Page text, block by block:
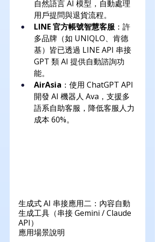
自然語言 AI 模型，自動處理
用戶提問與退貨流程。
LINE 官方帳號智慧客服 ：許
多品牌（如 UNIQLO、肯德
基）皆已透過 LINE API 串接
GPT 類 AI 提供自動諮詢功
能。
AirAsia ：使用 ChatGPT API
開發 AI 機器人 Ava，支援多
語系自助客服，降低客服人力
成本 60%。
生成式 AI 串接應用二：內容自動
生成工具（串接 Gemini / Claude
API）
應用場景說明